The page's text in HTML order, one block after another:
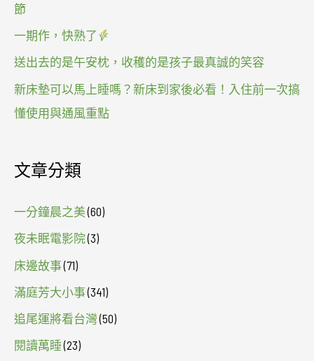
節
一期作，快熟了
送出去的是午安枕，收穫的是孩子最真誠的笑容
新床墊可以馬上睡嗎？新床到家後必看！入住前一次搞
懂使用與通風重點
文章分類
一分鐘晨之美(60)
夜未眠電影院(3)
床邊故事(71)
滿庭芳大小事(341)
追尾運將看台灣(50)
閱讀萬睡(23)